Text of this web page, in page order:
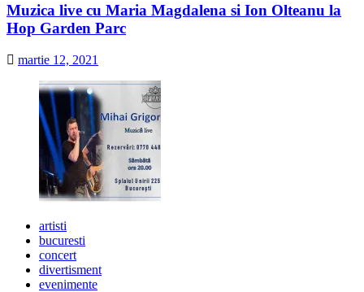
Muzica live cu Maria Magdalena si Ion Olteanu la
Hop Garden Parc
martie 12, 2021
artisti
bucuresti
concert
divertisment
evenimente